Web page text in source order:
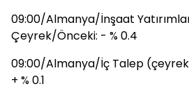
09:00/Almanya/İnşaat
Çeyrek/Önceki: - % 0.4
09:00/Almanya/İç Talep
+ % 0.1